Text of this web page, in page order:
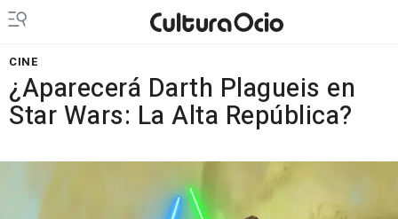
CINE
¿Aparecerá Darth Plagueis en
Star Wars: La Alta República?